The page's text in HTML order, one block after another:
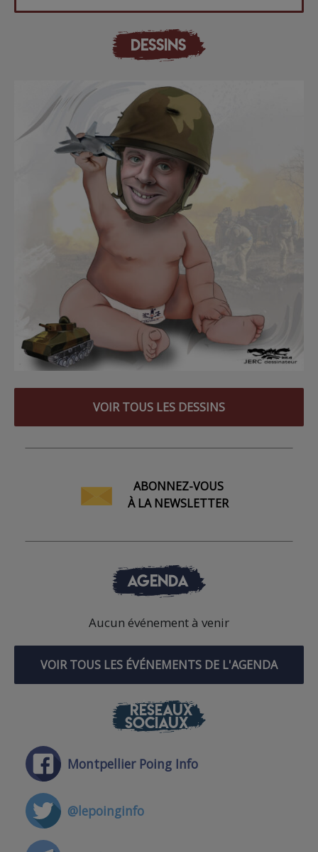
DESSINS
VOIR TOUS LES DESSINS
ABONNEZ-VOUS
À LA NEWSLETTER
AGENDA
Aucun événement à venir
VOIR TOUS LES ÉVÉNEMENTS DE L'AGENDA
RÉSEAUX
SOCIAUX
Montpellier Poing Info
@lepoinginfo